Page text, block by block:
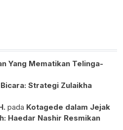
Yang Mematikan Telinga-
Strategi Zulaikha
pada Kotagede dalam Jejak
Haedar Nashir Resmikan